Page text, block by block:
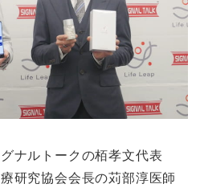
ナルトークの栢孝文代表
研究協会会長の苅部淳医師